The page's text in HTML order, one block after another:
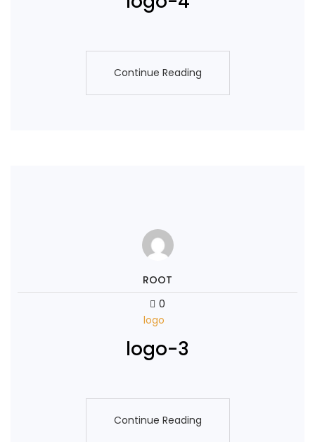
Continue Reading
ROOT
0
logo
logo-3
Continue Reading